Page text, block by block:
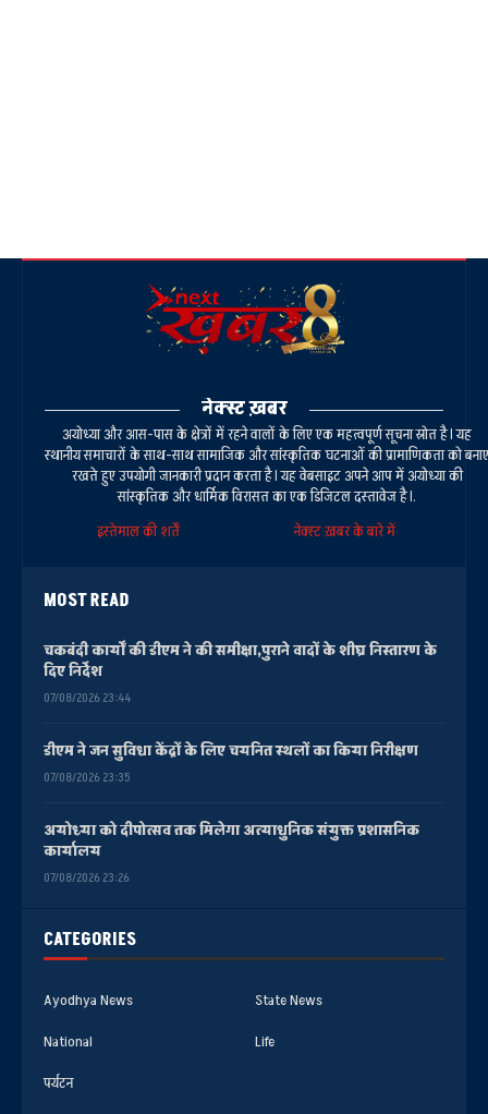
CATEGORIES
Ayodhya News
State News
National
Life
पर्यटन
नेक्स्ट ख़बर
अयोध्या और आस-पास के क्षेत्रों में रहने वालों के लिए एक महत्वपूर्ण सूचना स्रोत है। यह
स्थानीय समाचारों के साथ-साथ सामाजिक और सांस्कृतिक घटनाओं की प्रामाणिकता को बनाए
रखते हुए उपयोगी जानकारी प्रदान करता है। यह वेबसाइट अपने आप में अयोध्या की
सांस्कृतिक और धार्मिक विरासत का एक डिजिटल दस्तावेज है।.
इस्तेमाल की शर्तें
नेक्स्ट ख़बर के बारे में
MOST READ
चकबंदी कार्यों की डीएम ने की समीक्षा,पुराने वादों के शीघ्र निस्तारण के
दिए निर्देश
07/08/2026 23:44
डीएम ने जन सुविधा केंद्रों के लिए चयनित स्थलों का किया निरीक्षण
07/08/2026 23:35
अयोध्या को दीपोत्सव तक मिलेगा अत्याधुनिक संयुक्त प्रशासनिक
कार्यालय
07/08/2026 23:26